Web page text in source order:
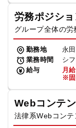
労務ポジショ
グループ全体の労
勤務地
永
業務時間
シ
給与
月
※固
Webコンテ
法律系Webコンテ